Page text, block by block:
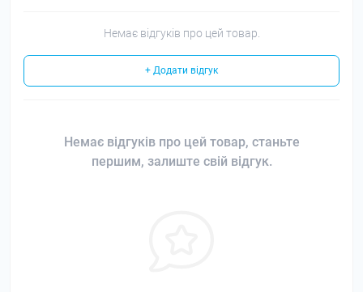
Немає відгуків про цей товар.
+ Додати відгук
Немає відгуків про цей товар, станьте
першим, залиште свій відгук.